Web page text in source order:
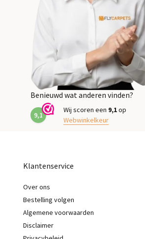
Benieuwd wat anderen vinden?
9,1
Wij scoren een 9,1op
Webwinkelkeur
Klantenservice
Over ons
Bestelling volgen
Algemene voorwaarden
Disclaimer